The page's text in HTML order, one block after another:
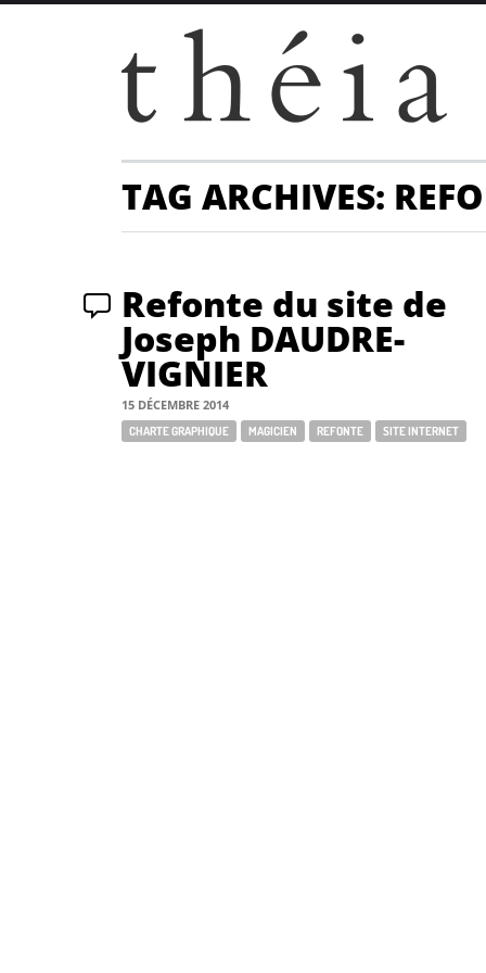
TAG ARCHIVES:
Refonte du site de
Joseph DAUDRE-
VIGNIER
15 DÉCEMBRE 2014
Tags:
CHARTE GRAPHIQUE MAGICIEN REFONTE SITE INTERNET